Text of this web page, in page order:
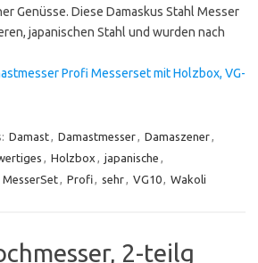
Genüsse. Diese Damaskus Stahl Messer
japanischen Stahl und wurden nach
Profi Messerset mit Holzbox, VG-
Damast, Damastmesser, Damaszener,
, Holzbox , japanische ,
MesserSet, Profi, sehr, VG10, Wakoli
2-teilg